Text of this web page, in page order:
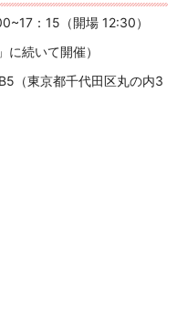
：15 （開場 12:30）
続いて開催）
（東京都千代田区丸の内3